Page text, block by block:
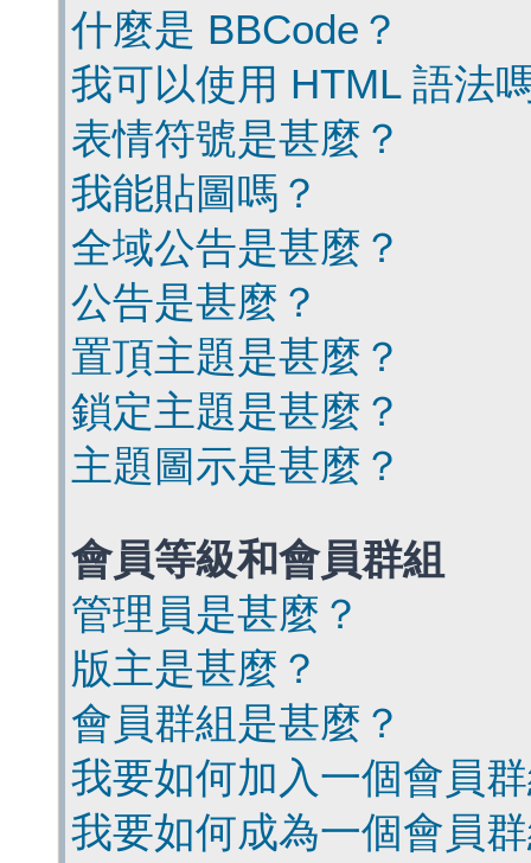
什麼是 BBCode？
我可以使用 HTML 語法
表情符號是甚麼？
我能貼圖嗎？
全域公告是甚麼？
公告是甚麼？
置頂主題是甚麼？
鎖定主題是甚麼？
主題圖示是甚麼？
會員等級和會員群組
管理員是甚麼？
版主是甚麼？
會員群組是甚麼？
我要如何加入一個會員
我要如何成為一個會員